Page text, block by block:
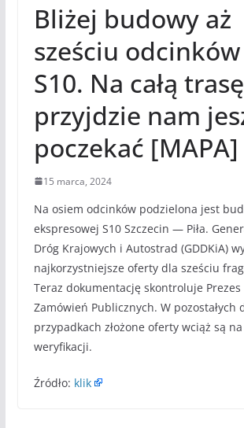
Bliżej budowy aż
sześciu
S10. Na całą trasę
przyjdzie nam
poczekać [MAPA]
15 marca, 2024
Na osiem odcinków podzielona jest
ekspresowej S10 Szczecin — Piła.
Dróg Krajowych i Autostrad (GDDKiA)
najkorzystniejsze oferty dla sześciu
Teraz dokumentację skontroluje Prezes
Zamówień Publicznych. W pozostałych
przypadkach złożone oferty wciąż są
weryfikacji.
Źródło: klik